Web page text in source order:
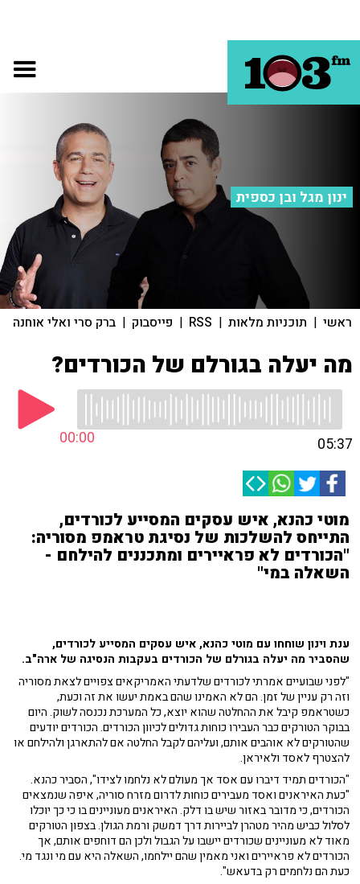
ינון מגל ובן כספית
ראשי | תוכניות מלאות |
RSS
| פייסבוק | ברק סרי ואלי אוחנה
מה יעלה בגורלם של הכורדים?
00:00 05:37
מוטי כהנא, איש עסקים המסייע לכורדים,
התייחס להשלכות של נסיגת טראמפ מסוריה:
"הכורדים לא פראיירים ומתכננים להילחם -
השאלה במי"
ענת וינון שוחחו עם מוטי כהנא, איש עסקים המסייע לכורדים,
שהסביר מה יעלה בגורלם של הכורדים בעקבות הנסיגה של ארה"ב.
"לפני שבועיים אמרתי לכורדים שלדעתי האמריקאים צפויים לצאת מסוריה
וזה רק עניין של זמן. הם לא האמינו שהם באמת יעשו את זה וכעת,
כשטראמפ קיבל את ההחלטה שהוא יוצא, כל המערכת נכנסה לשוק. היום
בבוקר הטורקים כבר העבירו כוחות גדולים לכיוון הכורדים. הכורדים יודעים
שהטורקים לא אוהבים אותם, ועליהם לקבל החלטה אם להתארגן ולהילחם או
להצטרף לאסד ולאיראן.
"הכורדים תמיד דיברו עם אסד אך מעולם לא נלחמו לצידו", הסביר כהנא.
"כעת האיראנים ואסד מעבירים כוחות לדרום מזרח סוריה, איפה שנמצאים
הכורדים, כי מדובר באזור שיש בו דלק. האיראנים מעוניינים בו כי כך יוכלו
לסלול כביש מהיר מטהרן לביירות דרך דמשק ורמת הגולן. בצפון הטורקים
מאוד לא מעוניינים שכורדים יישבו על הגבול ולכן הם דוחפים אותם, אך
הכורדים לא פראיירים ואני מאמין שהם יילחמו, השאלה היא עם מי ונגד מי.
כעת הם נלחמים רק בדעאש".